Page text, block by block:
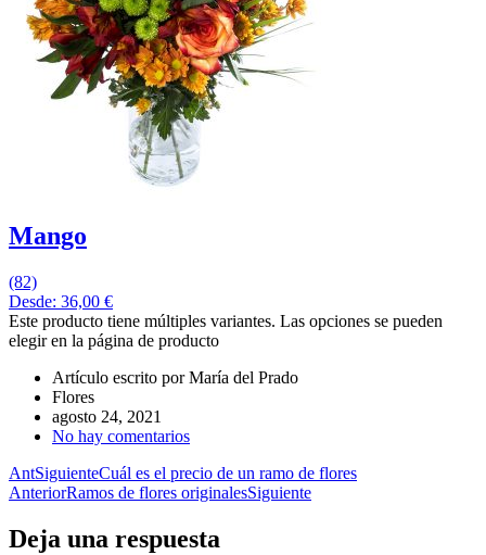
Mango
(82)
Desde: 36,00 €
Este producto tiene múltiples variantes. Las opciones se pueden
elegir en la página de producto
Artículo escrito porMaría del Prado
Flores
agosto 24, 2021
No hay comentarios
AntSiguienteCuál es el precio de un ramo de flores
AnteriorRamos de flores originalesSiguiente
Deja una respuesta